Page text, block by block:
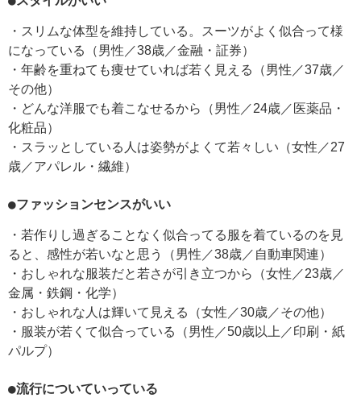
・スリムな体型を維持している。スーツがよく似合って様
になっている（男性／38歳／金融・証券）
・年齢を重ねても痩せていれば若く見える（男性／37歳／
その他）
・どんな洋服でも着こなせるから（男性／24歳／医薬品・
化粧品）
・スラッとしている人は姿勢がよくて若々しい（女性／27
歳／アパレル・繊維）
●ファッションセンスがいい
・若作りし過ぎることなく似合ってる服を着ているのを見
ると、感性が若いなと思う（男性／38歳／自動車関連）
・おしゃれな服装だと若さが引き立つから（女性／23歳／
金属・鉄鋼・化学）
・おしゃれな人は輝いて見える（女性／30歳／その他）
・服装が若くて似合っている（男性／50歳以上／印刷・紙
パルプ）
●流行についていっている